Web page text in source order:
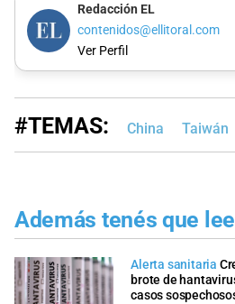
Redacción EL
contenidos@ellitoral.com
Ver Perfil
#TEMAS: China Taiwán
Además tenés que
Alerta sanitaria
brote de
casos